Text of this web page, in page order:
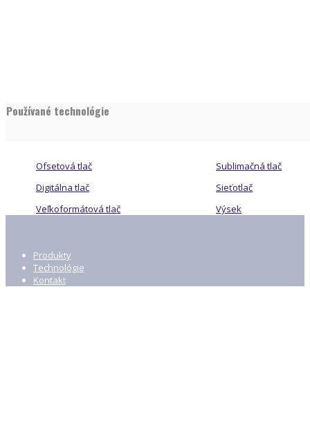
Používané technológie
Ofsetová tlač
Digitálna tlač
Veľkoformátová tlač
Sublimačná tlač
Sieťotlač
Výsek
Produkty
Technológie
Kontakt